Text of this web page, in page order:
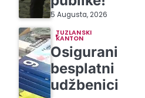
5 Augusta, 2026
TUZLANSKI
KANTON
Osigurani
besplatni
udžbenici